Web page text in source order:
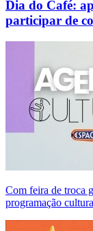
Dia do Café:
participar de
Com feira de troca
programação